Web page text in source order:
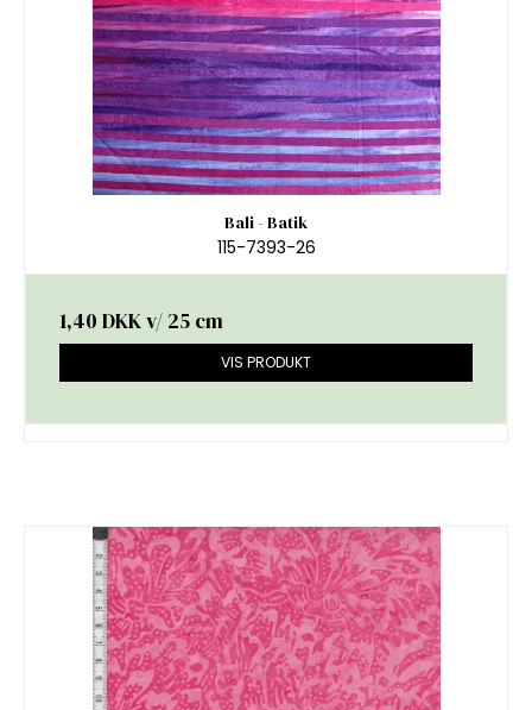
Bali - Batik
115-7393-26
1,40 DKKv/ 25 cm
VIS PRODUKT